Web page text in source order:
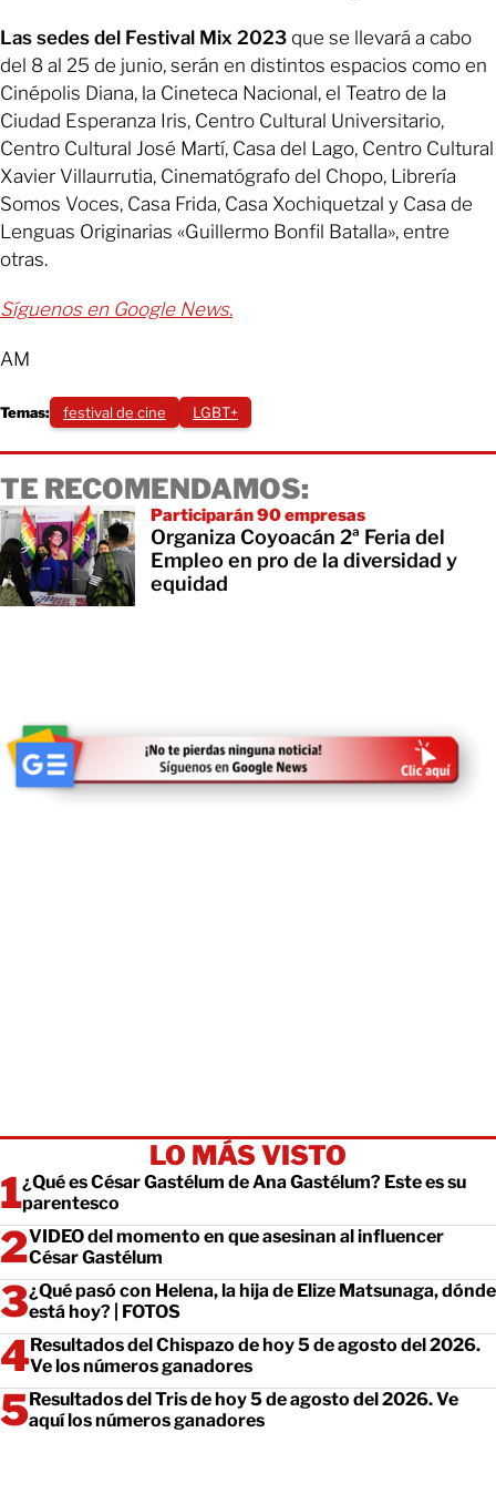
Las sedes del Festival Mix 2023 que se llevará a cabo
del 8 al 25 de junio, serán en distintos espacios como en
Cinépolis Diana, la Cineteca Nacional, el Teatro de la
Ciudad Esperanza Iris, Centro Cultural Universitario,
Centro Cultural José Martí, Casa del Lago, Centro Cultural
Xavier Villaurrutia, Cinematógrafo del Chopo, Librería
Somos Voces, Casa Frida, Casa Xochiquetzal y Casa de
Lenguas Originarias «Guillermo Bonfil Batalla», entre
otras.
Síguenos en Google News.
AM
Temas: festival de cine LGBT+
TE RECOMENDAMOS:
Participarán 90 empresas
Organiza Coyoacán 2ª Feria del
Empleo en pro de la diversidad y
equidad
LO MÁS VISTO
¿Qué es César Gastélum de Ana Gastélum? Este es su
parentesco
VIDEO del momento en que asesinan al influencer
César Gastélum
¿Qué pasó con Helena, la hija de Elize Matsunaga, dónde
está hoy? | FOTOS
Resultados del Chispazo de hoy 5 de agosto del 2026.
Ve los números ganadores
Resultados del Tris de hoy 5 de agosto del 2026. Ve
aquí los números ganadores